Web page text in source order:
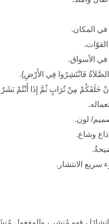
في المكان.
فَانْتَشِرُوا فِي الأَرْضِ}.
خَلَقَكُمْ مِنْ تُرَابٍ ثُمَّ إِذَا أَنْتُمْ
لون.
سريع الانتشار.